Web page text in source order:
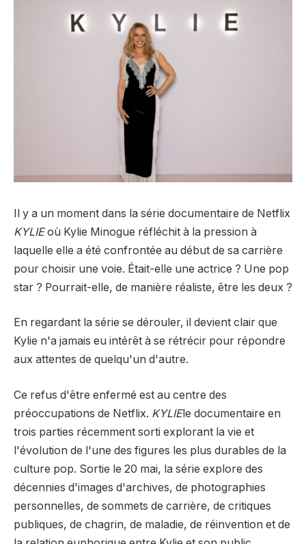
Il y a un moment dans la série documentaire de Netflix
KYLIEoù Kylie Minogue réfléchit à la pression à
laquelle elle a été confrontée au début de sa carrière
pour choisir une voie. Était-elle une actrice ? Une pop
star ? Pourrait-elle, de manière réaliste, être les deux ?
En regardant la série se dérouler, il devient clair que
Kylie n'a jamais eu intérêt à se rétrécir pour répondre
aux attentes de quelqu'un d'autre.
Ce refus d'être enfermé est au centre des
préoccupations de Netflix. KYLIEle documentaire en
trois parties récemment sorti explorant la vie et
l'évolution de l'une des figures les plus durables de la
culture pop. Sortie le 20 mai, la série explore des
décennies d'images d'archives, de photographies
personnelles, de sommets de carrière, de critiques
publiques, de chagrin, de maladie, de réinvention et de